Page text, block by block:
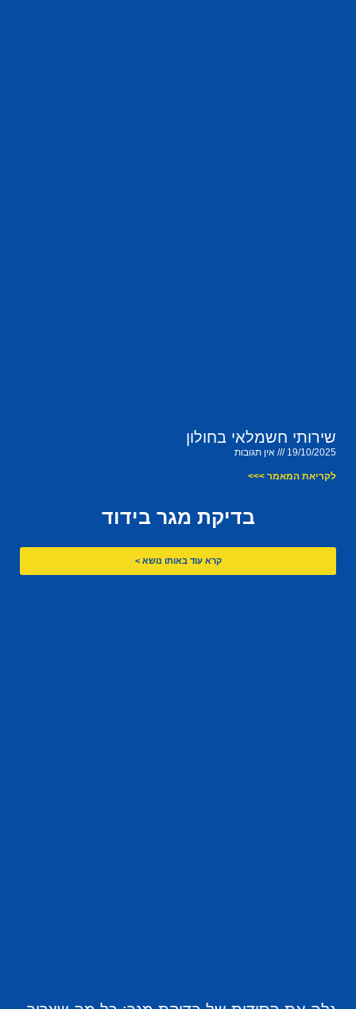
שירותי חשמלאי בחולון
19/10/2025 אין תגובות
לקריאת המאמר >>>
בדיקת מגר בידוד
קרא עוד באותו נושא >